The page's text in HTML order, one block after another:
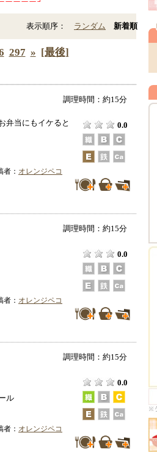
表示順序： ランダム 新着順
297 » [最後]
調理時間：約15分
弁当にもイケると
0.0
： オレンジペコ
調理時間：約15分
0.0
： オレンジペコ
調理時間：約15分
0.0
ル
： オレンジペコ